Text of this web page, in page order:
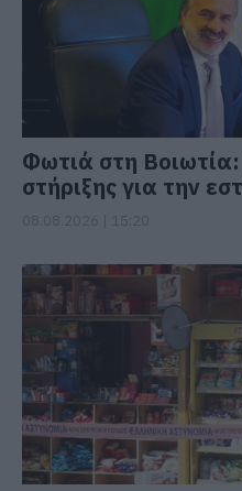
Φωτιά στη
στήριξης για την